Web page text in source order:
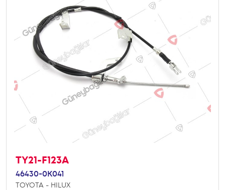
TY21-F123A
46430-0K041
TOYOTA - HILUX